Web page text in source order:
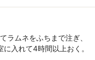
ラムネをふちまで注ぎ、
入れて4時間以上おく。